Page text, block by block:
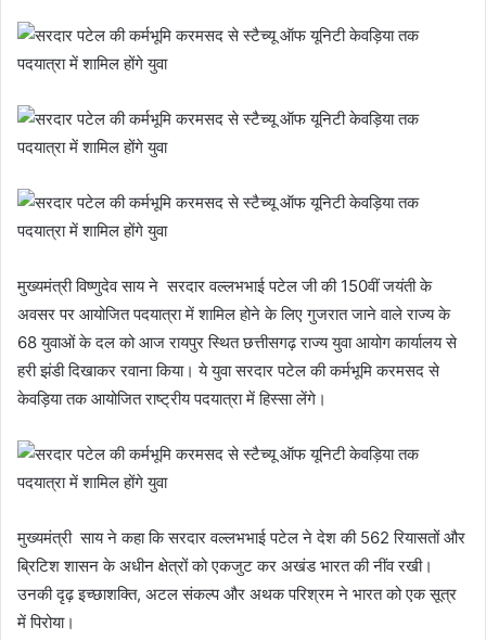
मुख्यमंत्री विष्णुदेव साय ने सरदार वल्लभभाई पटेल जी की 150वीं जयंती के
अवसर पर आयोजित पदयात्रा में शामिल होने के लिए गुजरात जाने वाले राज्य के
68 युवाओं के दल को आज रायपुर स्थित छत्तीसगढ़ राज्य युवा आयोग कार्यालय से
हरी झंडी दिखाकर रवाना किया। ये युवा सरदार पटेल की कर्मभूमि करमसद से
केवड़िया तक आयोजित राष्ट्रीय पदयात्रा में हिस्सा लेंगे।
मुख्यमंत्री साय ने कहा कि सरदार वल्लभभाई पटेल ने देश की 562 रियासतों और
ब्रिटिश शासन के अधीन क्षेत्रों को एकजुट कर अखंड भारत की नींव रखी।
उनकी दृढ़ इच्छाशक्ति, अटल संकल्प और अथक परिश्रम ने भारत को एक सूत्र
में पिरोया।